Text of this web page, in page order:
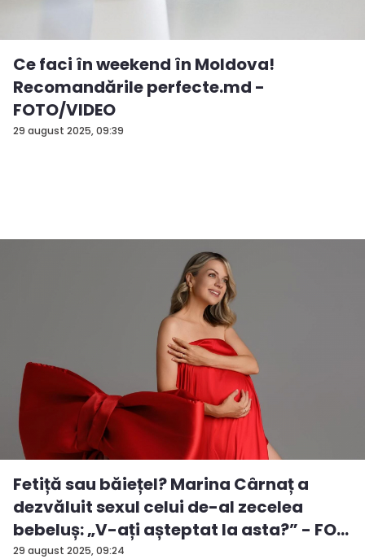
29 august 2025, 09:39
Ce faci în weekend în Moldova!
Recomandările perfecte.md -
FOTO/VIDEO
29 august 2025, 09:24
Fetiță sau băiețel? Marina Cârnaț a
dezvăluit sexul celui de-al zecelea
bebeluș: „V-ați așteptat la asta?” - FO...